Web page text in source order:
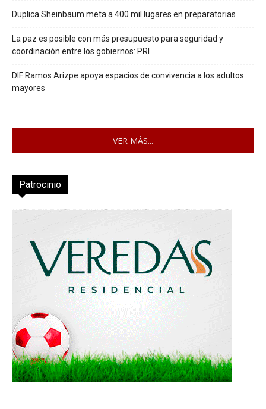
Duplica Sheinbaum meta a 400 mil lugares en preparatorias
La paz es posible con más presupuesto para seguridad y
coordinación entre los gobiernos: PRI
DIF Ramos Arizpe apoya espacios de convivencia a los adultos
mayores
VER MÁS...
Patrocinio